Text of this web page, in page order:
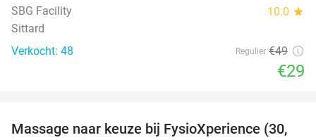
SBG Facility 10.0 star
Sittard
Verkocht: 48
Regulier €49
€29
44%
Massage naar keuze bij FysioXperience (30,